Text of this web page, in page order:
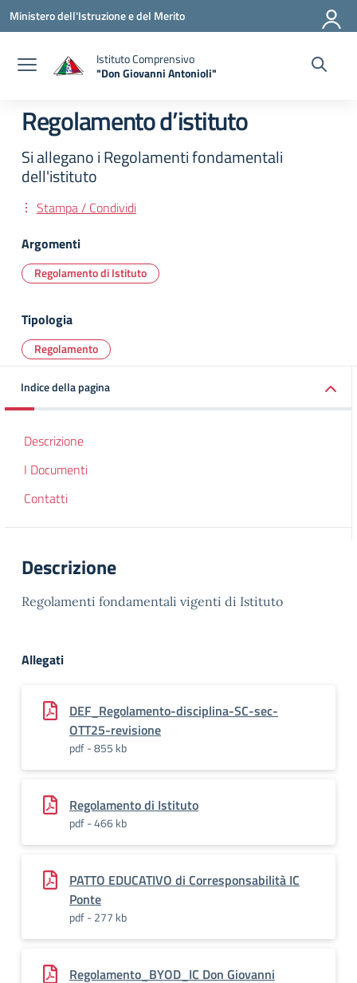
Vai ai contenuti
Vai al menu di navigazione
Vai al footer
Ministero dell'Istruzione e del Merito
Istituto Comprensivo
"Don Giovanni Antonioli"
Regolamento d’istituto
Si allegano i Regolamenti fondamentali
dell'istituto
Stampa / Condividi
Argomenti
Regolamento di Istituto
Tipologia
Regolamento
Indice della pagina
Descrizione
I Documenti
Contatti
Descrizione
Regolamenti fondamentali vigenti di Istituto
Allegati
DEF_Regolamento-disciplina-SC-sec-
OTT25-revisione
pdf - 855 kb
Regolamento di Istituto
pdf - 466 kb
PATTO EDUCATIVO di Corresponsabilità IC
Ponte
pdf - 277 kb
Regolamento_BYOD_IC Don Giovanni